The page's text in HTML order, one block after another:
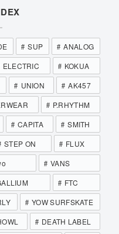
SUP
ANALOG
ELECTRIC
KOKUA
UNION
AK457
P.RHYTHM
CAPITA
SMITH
STEP ON
FLUX
VANS
FTC
YOW SURFSKATE
DEATH LABEL